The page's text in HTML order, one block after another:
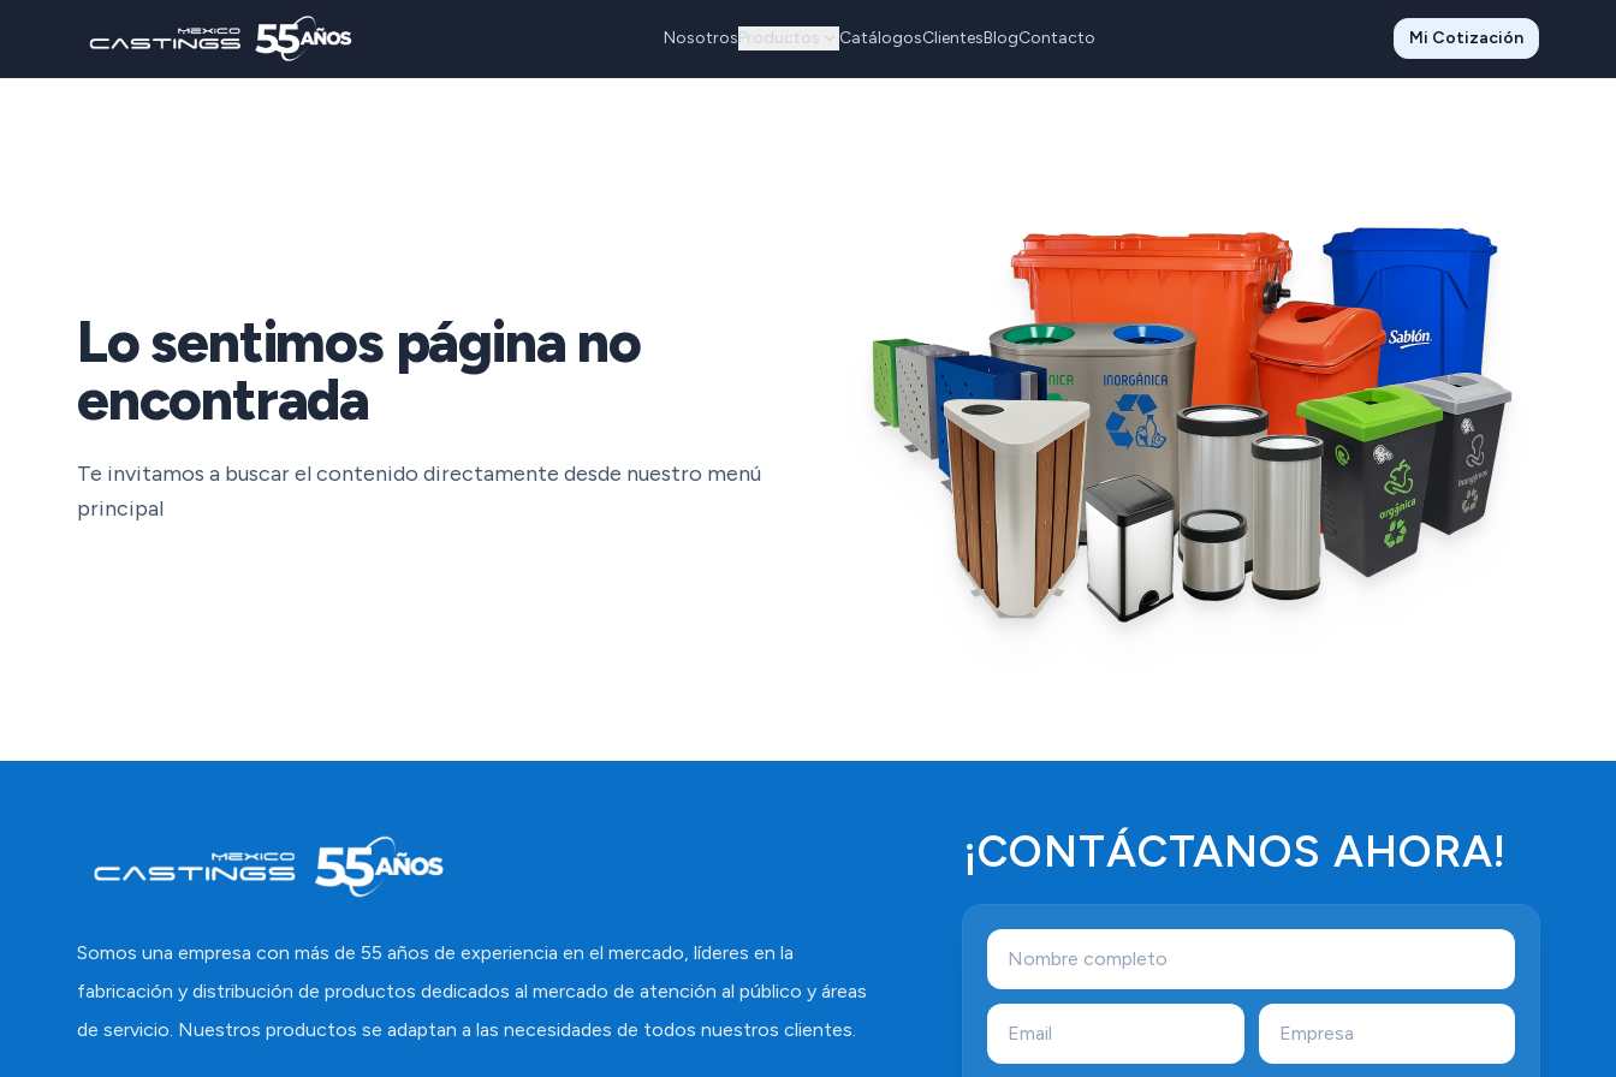
NosotrosProductos CatálogosClientesBlogContacto Mi Cotización
Lo sentimos página no
encontrada
Te invitamos a buscar el contenido directamente desde nuestro menú
principal
Somos una empresa con más de 55 años de experiencia en el mercado, líderes en la
fabricación y distribución de productos dedicados al mercado de atención al público y áreas
de servicio. Nuestros productos se adaptan a las necesidades de todos nuestros clientes.
¡CONTÁCTANOS AHORA!